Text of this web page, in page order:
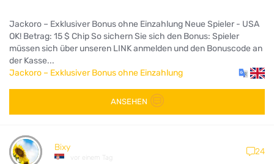
Jackoro – Exklusiver Bonus ohne Einzahlung Neue Spieler - USA
OK! Betrag: 15 $ Chip So sichern Sie sich den Bonus: Spieler
müssen sich über unseren LINK anmelden und den Bonuscode an
der Kasse...
Jackoro – Exklusiver Bonus ohne Einzahlung
ANSEHEN
Bixy
vor einem Tag
24